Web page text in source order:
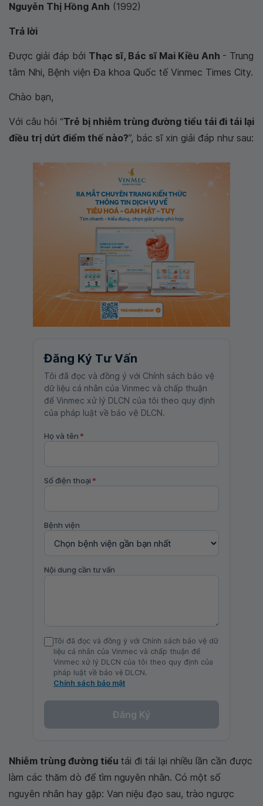
Nguyễn Thị Hồng Anh (1992)
Trả lời
Được giải đáp bởi Thạc sĩ, Bác sĩ Mai Kiều Anh - Trung
tâm Nhi, Bệnh viện Đa khoa Quốc tế Vinmec Times City.
Chào bạn,
Với câu hỏi “Trẻ bị nhiễm trùng đường tiểu tái đi tái lại
điều trị dứt điểm thế nào?”, bác sĩ xin giải đáp như sau:
Đăng Ký Tư Vấn
Tôi đã đọc và đồng ý với Chính sách bảo vệ
dữ liệu cá nhân của Vinmec và chấp thuận
để Vinmec xử lý DLCN của tôi theo quy định
của pháp luật về bảo vệ DLCN.
Họ và tên *
Số điện thoại *
Bệnh viện
Nội dung cần tư vấn
Tôi đã đọc và đồng ý với Chính sách bảo vệ dữ
liệu cá nhân của Vinmec và chấp thuận để
Vinmec xử lý DLCN của tôi theo quy định của
pháp luật về bảo vệ DLCN.
Chính sách bảo mật
Đăng Ký
Nhiễm trùng đường tiểu tái đi tái lại nhiều lần cần được
làm các thăm dò để tìm nguyên nhân. Có một số
nguyên nhân hay gặp: Van niệu đạo sau, trào ngược